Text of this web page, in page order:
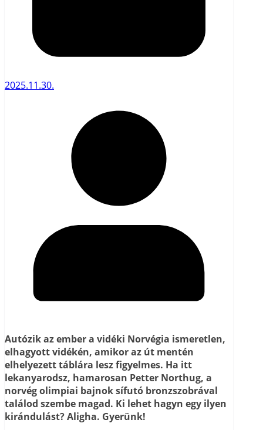
2025.11.30.
Autózik az ember a vidéki Norvégia ismeretlen,
elhagyott vidékén, amikor az út mentén
elhelyezett táblára lesz figyelmes. Ha itt
lekanyarodsz, hamarosan Petter Northug, a
norvég olimpiai bajnok sífutó bronzszobrával
találod szembe magad. Ki lehet hagyn egy ilyen
kirándulást? Aligha. Gyerünk!